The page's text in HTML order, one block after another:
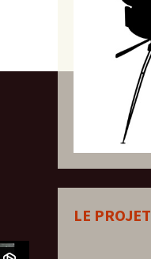
LE PROJET